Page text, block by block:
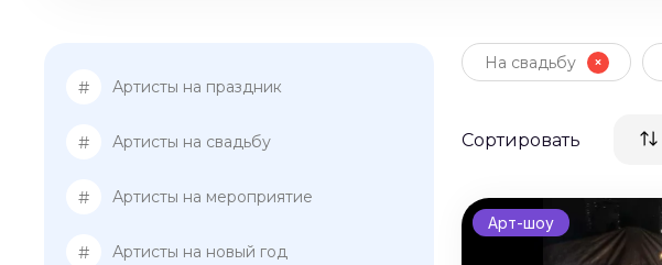
# Артисты на праздник
# Артисты на свадьбу
# Артисты на мероприятие
# Артисты на новый год
На свадьбу
Сортировать
Арт-шоу